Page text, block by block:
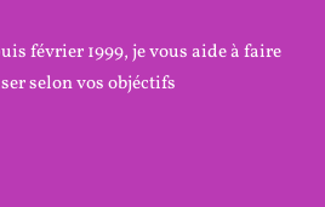
février 1999, je vous aide à faire
selon vos objéctifs